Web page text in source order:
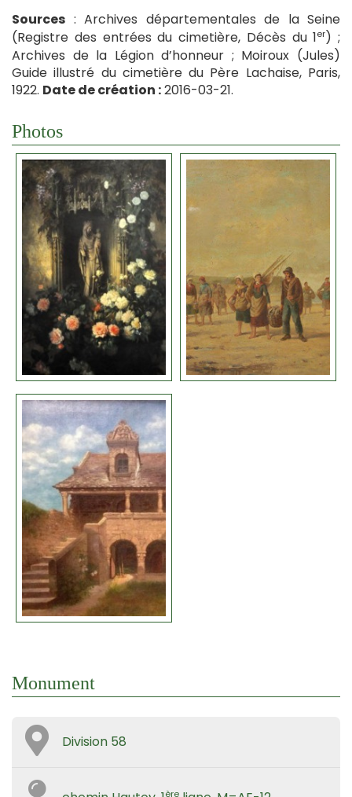
Sources : Archives départementales de la Seine
(Registre des entrées du cimetière, Décès du 1er) ;
Archives de la Légion d’honneur ; Moiroux (Jules)
Guide illustré du cimetière du Père Lachaise, Paris,
1922. Date de création :2016-03-21.
Photos
Monument
Division 58
ère